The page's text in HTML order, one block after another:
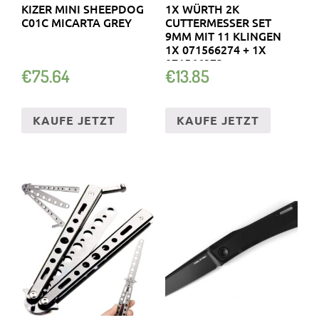
KIZER MINI SHEEPDOG
C01C MICARTA GREY
€75.64
KAUFE JETZT
1X WÜRTH 2K
CUTTERMESSER SET
9MM MIT 11 KLINGEN
1X 071566274 + 1X
071566273
€13.85
KAUFE JETZT